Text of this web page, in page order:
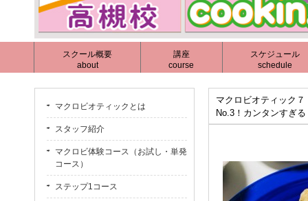
スクール概要
about
講座
course
スケジュール
schedule
マクロビオティック
No.3！カンタンすぎ
マクロビオティックとは
スタッフ紹介
マクロビ体験コース（お試し・単発
コース）
ステップ1コース